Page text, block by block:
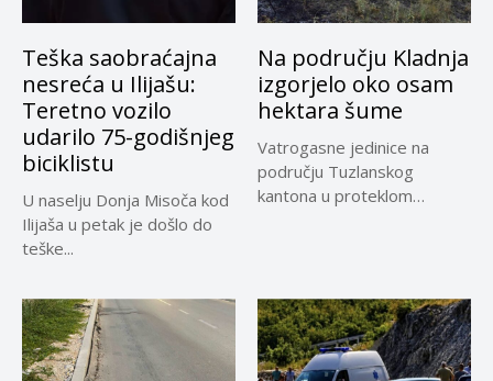
Teška saobraćajna
nesreća u Ilijašu:
Teretno vozilo
udarilo 75-godišnjeg
biciklistu
U naselju Donja Misoča kod
Ilijaša u petak je došlo do
teške...
Na području Kladnja
izgorjelo oko osam
hektara šume
Vatrogasne jedinice na
području Tuzlanskog
kantona u proteklom